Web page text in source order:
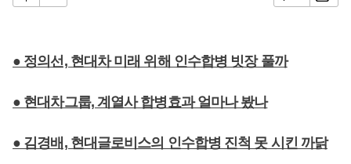
● 정의선, 현대차 미래 위해 인수합병 빗장 풀까
● 현대차그룹, 계열사 합병효과 얼마나 봤나
● 김경배, 현대글로비스의 인수합병 진척 못 시킨 까닭